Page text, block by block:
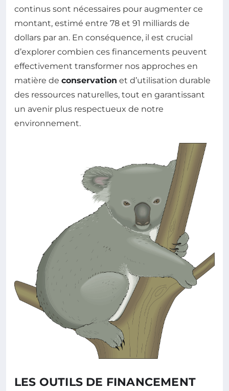
continus sont nécessaires pour augmenter ce
montant, estimé entre 78 et 91 milliards de
dollars par an. En conséquence, il est crucial
d’explorer combien ces financements peuvent
effectivement transformer nos approches en
matière de conservation et d’utilisation durable
des ressources naturelles, tout en garantissant
un avenir plus respectueux de notre
environnement.
LES OUTILS DE FINANCEMENT